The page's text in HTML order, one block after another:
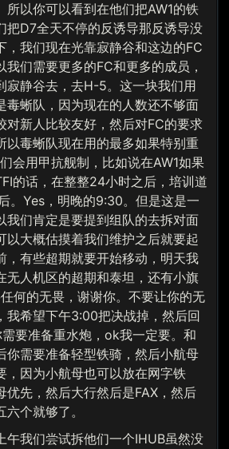
所以你可以看到在他们把AW1的铁
把D7全天不停的反诱导那反诱导没
，我们现在光靠寂静谷和这边的FC
我们需要更多的FC和更多的成员，
寂静谷去，去H-5。这一块我们用
毒蜥队，因为现在的人数还不够面
对新人比较友好，然后对FC的要求
以毒蜥队现在用的最多如果特别重
会用甲抗舰制，比如说在AW1如果
的话，在整整24小时之后，培训道
。Yes，明晚的9:30。但是这是一
我们肯定是要提到组队的去拆对面
以大概估摸着我们维护之后就要起
，有些超期就要开始移动，明天我
无人机区的超期和泰坦，还有小旗
何的无畏，谢谢你。不要让你的无
我希望下午3:00把决战掉，然后回
要准备重水炮，ok我一定要。和
你需要准备轻型铁骑，然后小航母
，因为小航母也可以放在网字铁
优先，然后大行然后是FAX，然后
个就够了。
午我们尝试拆他们一个IHUB虽然没